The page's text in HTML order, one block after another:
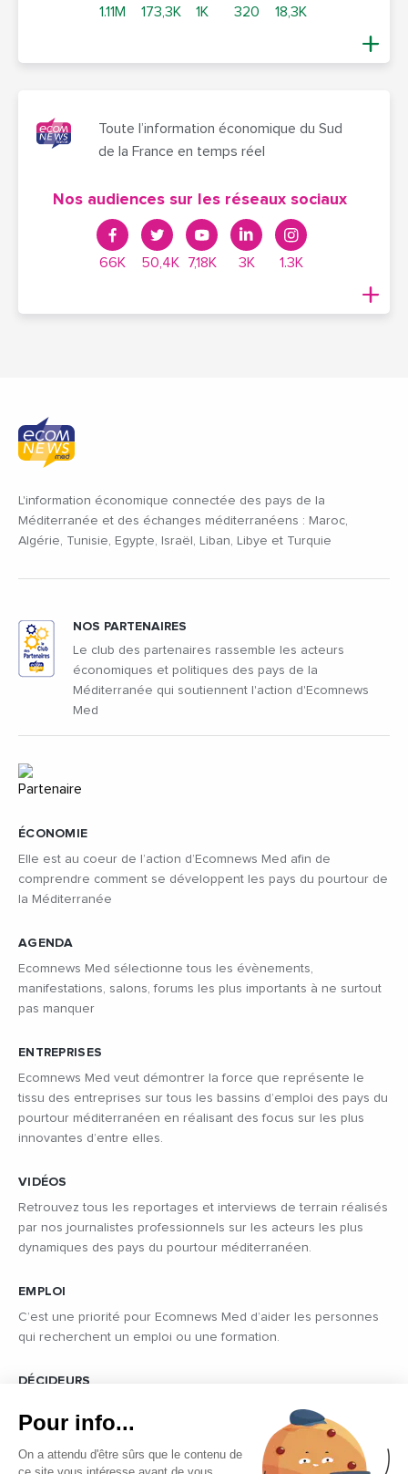
1.11M 173,3K 1K 320 18,3K
Toute l’information économique du Sud
de la France en temps réel
Nos audiences sur les réseaux sociaux
66K 50,4K 7,18K 3K 1.3K
L'information économique connectée des pays de la
Méditerranée et des échanges méditerranéens : Maroc,
Algérie, Tunisie, Egypte, Israël, Liban, Libye et Turquie
ÉCONOMIE
Elle est au coeur de l’action d’Ecomnews Med afin de
comprendre comment se développent les pays du pourtour de
la Méditerranée
AGENDA
Ecomnews Med sélectionne tous les évènements,
manifestations, salons, forums les plus importants à ne surtout
pas manquer
ENTREPRISES
Ecomnews Med veut démontrer la force que représente le
tissu des entreprises sur tous les bassins d’emploi des pays du
pourtour méditerranéen en réalisant des focus sur les plus
innovantes d’entre elles.
VIDÉOS
Retrouvez tous les reportages et interviews de terrain réalisés
par nos journalistes professionnels sur les acteurs les plus
dynamiques des pays du pourtour méditerranéen.
EMPLOI
C’est une priorité pour Ecomnews Med d’aider les personnes
qui recherchent un emploi ou une formation.
DÉCIDEURS
politique des pays du pourtour de la Méditerranée.
NOS PARTENAIRES
Le club des partenaires rassemble les acteurs
économiques et politiques des pays de la
Méditerranée qui soutiennent l'action d'Ecomnews
Med
Pour info...
On a attendu d'être sûrs que le contenu de
ce site vous intéresse avant de vous